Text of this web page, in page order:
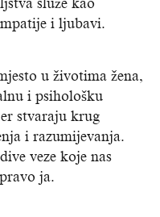
služe kao
i ljubavi.
u životima žena,
i psihološku
stvaraju krug
i razumijevanja.
veze koje nas
ja.